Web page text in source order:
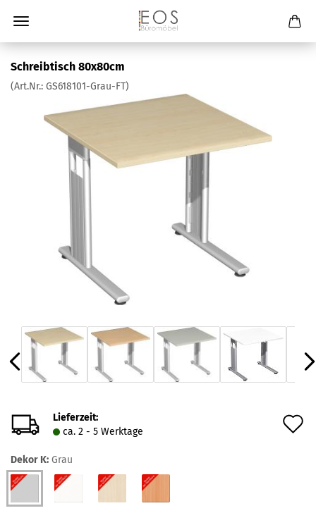
Schreibtisch 80x80cm
(Art.Nr.: GS618101-Grau-FT)
Lieferzeit:
ca. 2 - 5 Werktage
Dekor K: Grau